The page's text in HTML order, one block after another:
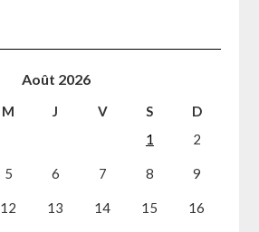
Août 2026
M J V S
D
1
2
5 6 7 8 9
12 13 14 15 16